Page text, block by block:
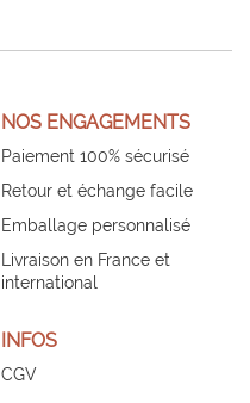
NOS ENGAGEMENTS
Paiement 100% sécurisé
Retour et échange facile
Emballage personnalisé
Livraison en France et
international
INFOS
CGV